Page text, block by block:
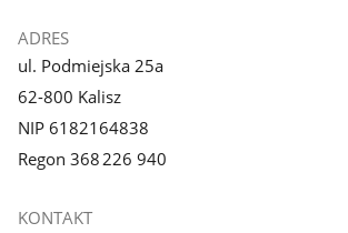
ADRES
ul. Podmiejska 25a
62-800 Kalisz
NIP 6182164838
Regon 368 226 940
KONTAKT